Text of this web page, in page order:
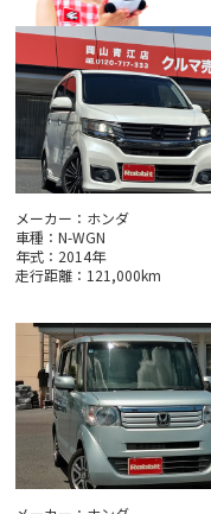
メーカー：ホンダ
車種：N-WGN
年式：2014年
走行距離：121,000km